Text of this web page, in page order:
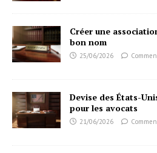
Créer une
bon nom
25/06/2026
Devise des États-
pour les avocats
21/06/2026